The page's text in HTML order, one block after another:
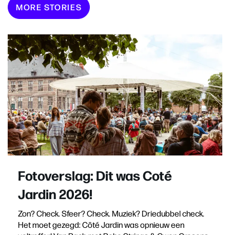
MORE STORIES
Fotoverslag: Dit was Coté
Jardin 2026!
Zon? Check. Sfeer? Check. Muziek? Driedubbel check.
Het moet gezegd: Côté Jardin was opnieuw een